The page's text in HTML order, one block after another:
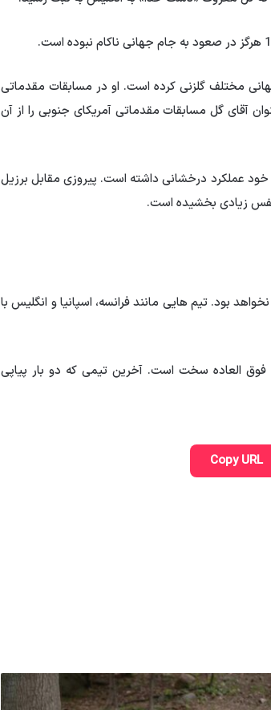
مختلف گلزنی کرده است. او در مسابقات مقدماتی
عنوان آقای گل مسابقات مقدماتی آمریکای جنوبی را از آن
عملکرد درخشانی داشته است. پیروزی مقابل برزیل
نفس زیادی بخشیده است.
بود. تیم هایی مانند فرانسه، اسپانیا و انگلیس با
العاده سخت است. آخرین تیمی که دو بار پیاپی
Copy URL